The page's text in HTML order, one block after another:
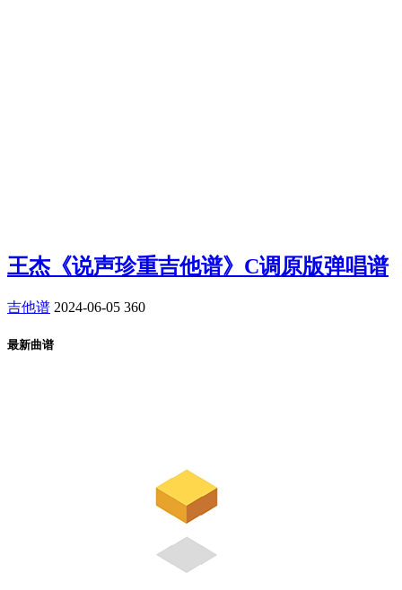
王杰《说声珍重吉他谱》C调原版弹唱谱
吉他谱 2024-06-05 360
最新曲谱